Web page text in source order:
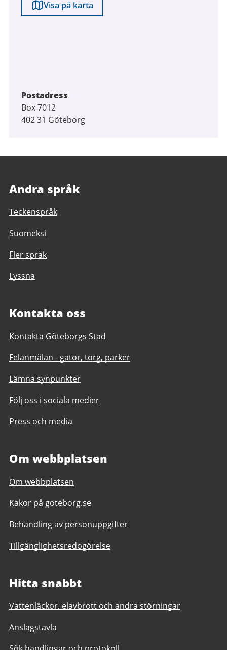
Visa på karta
Postadress
Box 7012
402 31 Göteborg
Andra språk
Teckenspråk
Suomeksi
Fler språk
Lyssna
Kontakta oss
Kontakta Göteborgs Stad
Felanmälan - gator, torg, parker
Lämna synpunkter
Följ oss i sociala medier
Press och media
Om webbplatsen
Om webbplatsen
Kakor på goteborg.se
Behandling av personuppgifter
Tillgänglighetsredogörelse
Hitta snabbt
Vattenläckor, elavbrott och andra störningar
Anslagstavla